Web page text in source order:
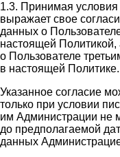
1.3. Принимая
выражает свое
данных о
настоящей
о Пользователе
в настоящей Политике.
Указанное согласие
только при условии
им Администрации не
до предполагаемой
данных